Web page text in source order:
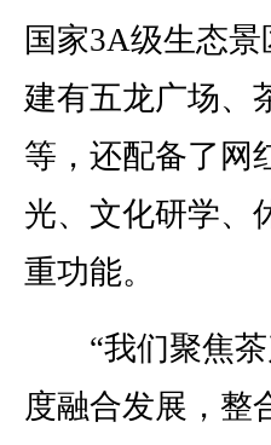
国家3A级生态
建有五龙广场、
等，还配备了网
光、文化研学、
重功能。
“我们聚焦茶
度融合发展，整